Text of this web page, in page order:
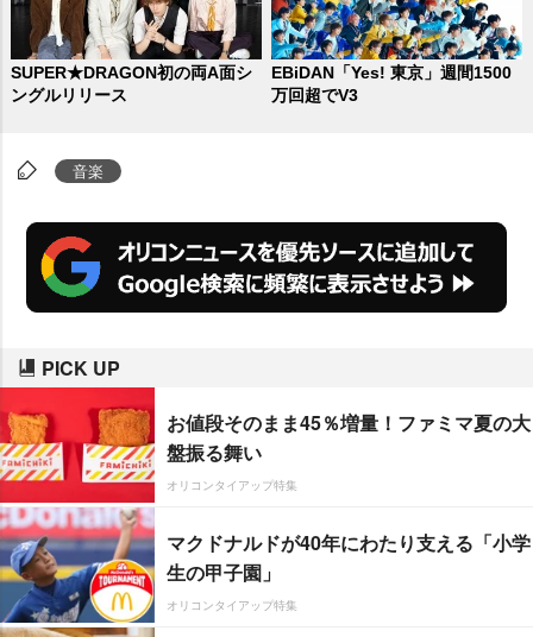
SUPER★DRAGON初の両A面シ
ングルリリース
EBiDAN「Yes! 東京」週間1500
万回超でV3
音楽
PICK UP
お値段そのまま45％増量！ファミマ夏の大
盤振る舞い
オリコンタイアップ特集
マクドナルドが40年にわたり支える「小学
生の甲子園」
オリコンタイアップ特集